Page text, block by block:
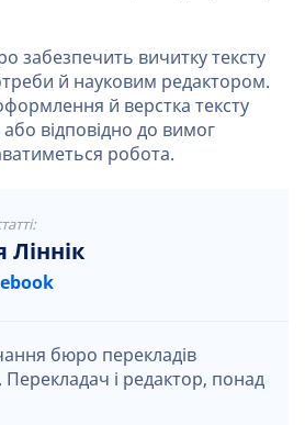
забезпечить вичитку тексту
й науковим редактором.
й верстка тексту
або відповідно до вимог
робота.
Ліннік
бюро перекладів
і редактор, понад